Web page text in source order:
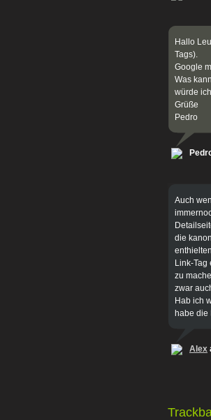
Hallo
Tags).
Google
Was
würde
Grüße
Pedro
Auch
die
Link-Tag
zu
zwar
Hab ich
habe die
Alex